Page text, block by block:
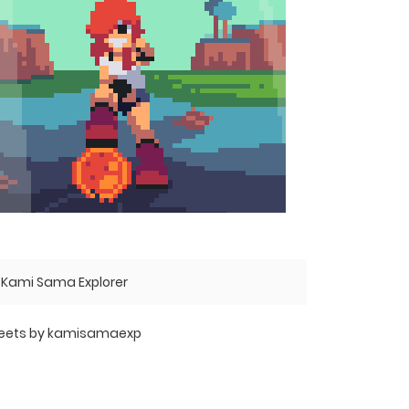
Kami Sama Explorer
by kamisamaexp